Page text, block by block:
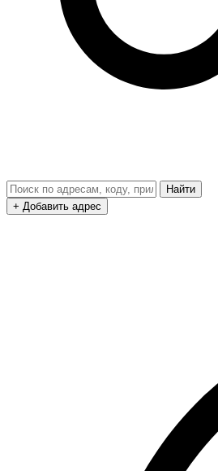
Найти
+ Добавить адрес